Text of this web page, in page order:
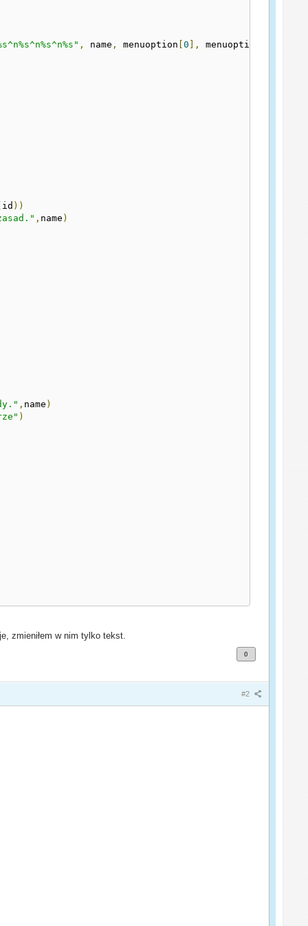
, name , menuoption [0 ], menuoption
id ))
, name )
, name )
)
zmieniłem w nim tylko tekst.
0
#2